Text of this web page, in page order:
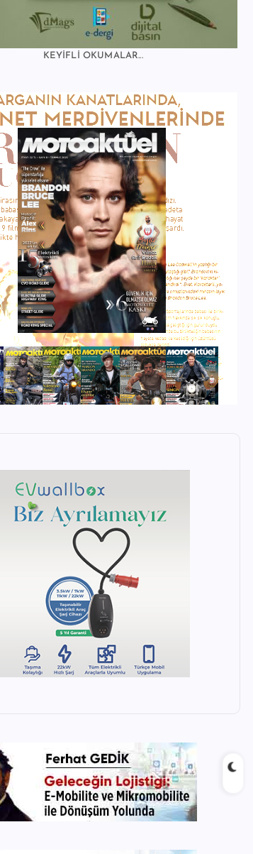
KEYİFLİ OKUMALAR...